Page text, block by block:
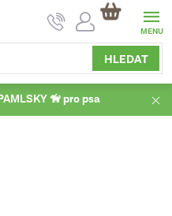
HLEDAT
NÁKUPNÍ
KOŠÍK
🦮 pro psa